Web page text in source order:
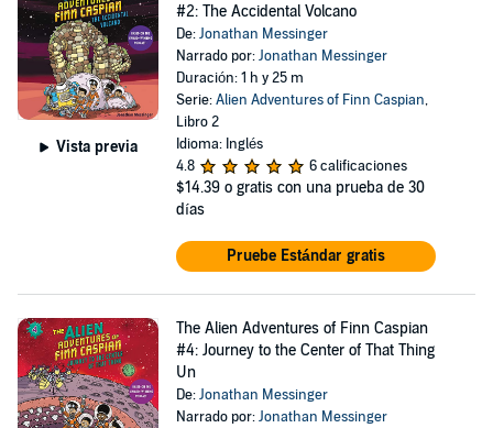
Vista previa
#2: The Accidental Volcano
De:Jonathan Messinger
Narrado por:Jonathan Messinger
Duración: 1 h y 25 m
Serie:Alien Adventures of Finn Caspian,
Libro 2
Idioma: Inglés
4.8
6 calificaciones
$14.39 o gratis con una prueba de 30
días
Pruebe Estándar gratis
The Alien Adventures of Finn Caspian
#4: Journey to the Center of That Thing
Un
De:Jonathan Messinger
Narrado por:Jonathan Messinger